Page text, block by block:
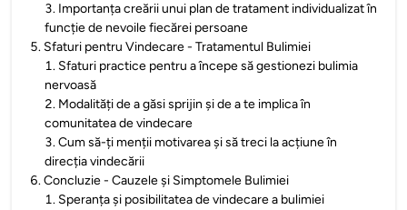
3. Importanța creării unui plan de tratament individualizat în
funcție de nevoile fiecărei persoane
5. Sfaturi pentru Vindecare - Tratamentul Bulimiei
1. Sfaturi practice pentru a începe să gestionezi bulimia
nervoasă
2. Modalități de a găsi sprijin și de a te implica în
comunitatea de vindecare
3.Cum să-ți menții motivarea și să treci la acțiune în
direcția vindecării
6.Concluzie - Cauzele și Simptomele Bulimiei
1. Speranța și posibilitatea de vindecare a bulimiei